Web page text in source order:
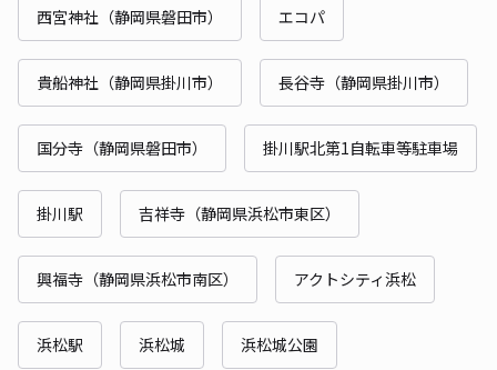
西宮神社（静岡県磐田市） エコパ
貴船神社（静岡県掛川市） 長谷寺（静岡県掛川市）
国分寺（静岡県磐田市） 掛川駅北第1自転車等駐車場
掛川駅 吉祥寺（静岡県浜松市東区）
興福寺（静岡県浜松市南区） アクトシティ浜松
浜松駅 浜松城 浜松城公園